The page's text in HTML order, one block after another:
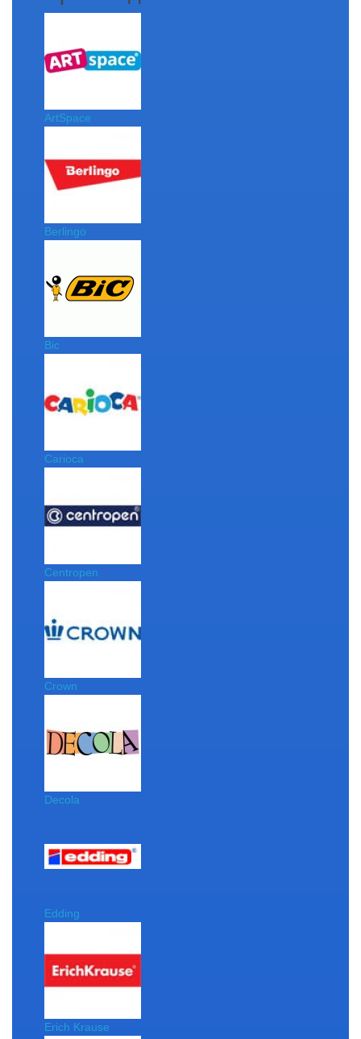
ArtSpace
Berlingo
Bic
Carioca
Centropen
Crown
Decola
Edding
Erich Krause